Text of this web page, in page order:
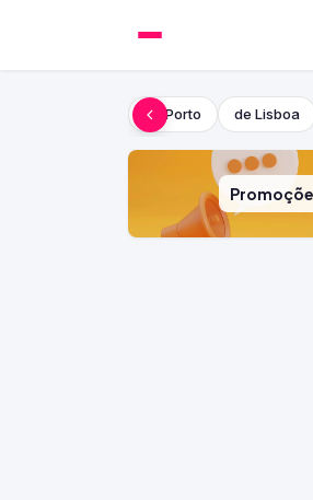
do Porto de Lisboa